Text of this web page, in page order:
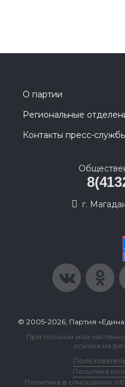
О партии
Региональные
Контакты пресс-
г.
© 2005-2026, Партия
При полном или
ссылка на
Политика
Политика в отношении